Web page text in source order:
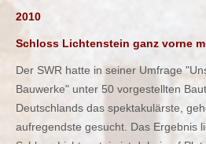
2010
Schloss Lichtenstein ganz vorne
Der SWR hatte in seiner Umfrage
Bauwerke" unter 50 vorgestellten
Deutschlands das spektakulärste,
aufregendste gesucht. Das Ergebnis